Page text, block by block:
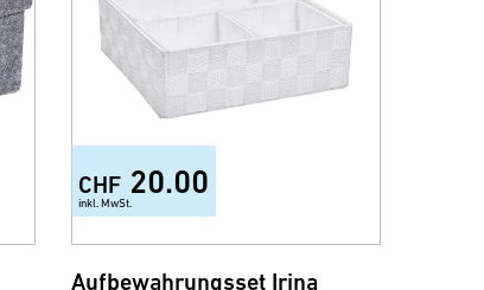
+3
CHF 20.00
inkl. MwSt.
Aufbewahrungsset Irina